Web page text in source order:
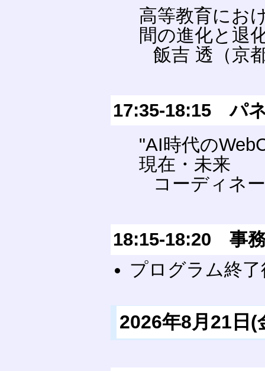
高等教育にお
間の進化と退
飯吉 透（京
17:35-18:15 パ
"AI時代の
現在・未来
コーディネ
18:15-18:20 事
プログラム終
2026年8月21